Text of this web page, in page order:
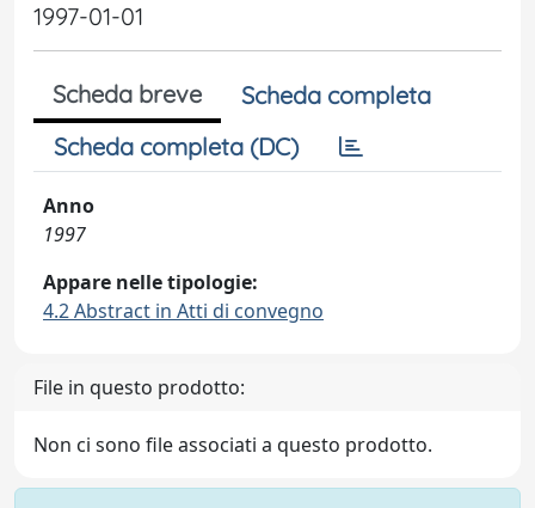
1997-01-01
Scheda breve
Scheda completa
Scheda completa (DC)
Anno
1997
Appare nelle tipologie:
4.2 Abstract in Atti di convegno
File in questo prodotto:
Non ci sono file associati a questo prodotto.